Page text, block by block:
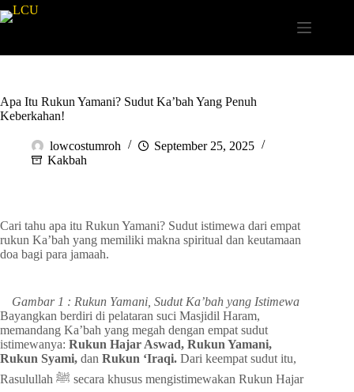
Apa Itu Rukun Yamani? Sudut Ka’bah Yang Penuh
Keberkahan!
lowcostumroh
September 25, 2025
Kakbah
Cari tahu apa itu Rukun Yamani? Sudut istimewa dari empat
rukun Ka’bah yang memiliki makna spiritual dan keutamaan
doa bagi para jamaah.
Gambar 1 : Rukun Yamani, Sudut Ka’bah yang Istimewa
Bayangkan berdiri di pelataran suci Masjidil Haram,
memandang Ka’bah yang megah dengan empat sudut
istimewanya: Rukun Hajar Aswad, Rukun Yamani,
Rukun Syami, dan Rukun ‘Iraqi. Dari keempat sudut itu,
Rasulullah ﷺ secara khusus mengistimewakan Rukun Hajar